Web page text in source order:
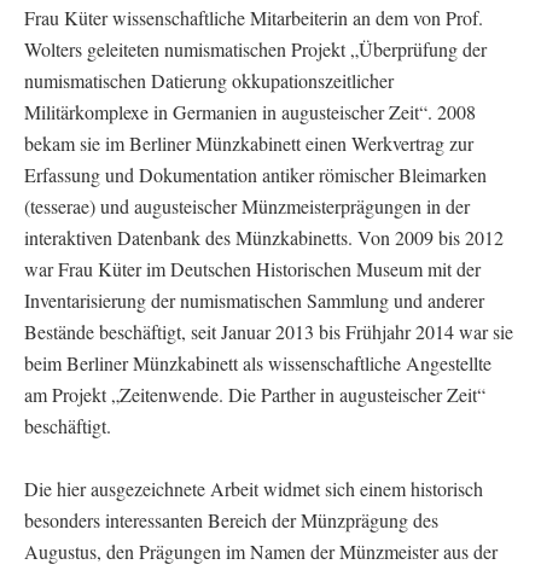
Frau Küter wissenschaftliche Mitarbeiterin an dem von Prof.
Wolters geleiteten numismatischen Projekt „Überprüfung der
numismatischen Datierung okkupationszeitlicher
Militärkomplexe in Germanien in augusteischer Zeit“. 2008
bekam sie im Berliner Münzkabinett einen Werkvertrag zur
Erfassung und Dokumentation antiker römischer Bleimarken
(tesserae) und augusteischer Münzmeisterprägungen in der
interaktiven Datenbank des Münzkabinetts. Von 2009 bis 2012
war Frau Küter im Deutschen Historischen Museum mit der
Inventarisierung der numismatischen Sammlung und anderer
Bestände beschäftigt, seit Januar 2013 bis Frühjahr 2014 war sie
beim Berliner Münzkabinett als wissenschaftliche Angestellte
am Projekt „Zeitenwende. Die Parther in augusteischer Zeit“
beschäftigt.
Die hier ausgezeichnete Arbeit widmet sich einem historisch
besonders interessanten Bereich der Münzprägung des
Augustus, den Prägungen im Namen der Münzmeister aus der